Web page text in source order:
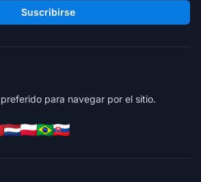
Suscribirse
para navegar por el sitio.